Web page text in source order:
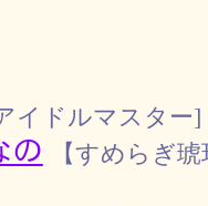
イドルマスター]
の 【すめらぎ琥